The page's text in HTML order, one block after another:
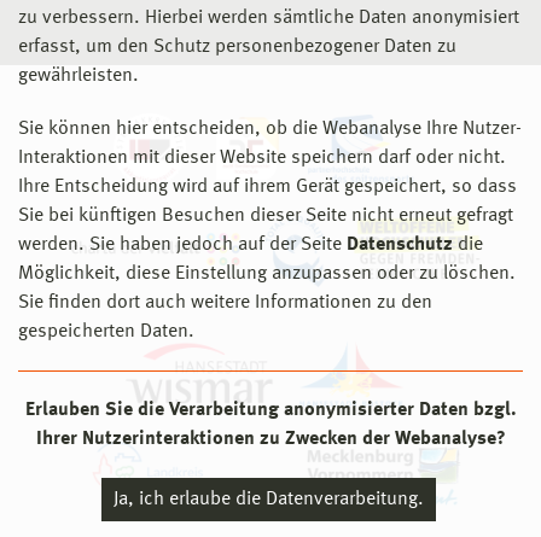
zu verbessern. Hierbei werden sämtliche Daten anonymisiert
erfasst, um den Schutz personenbezogener Daten zu
gewährleisten.
Sie können hier entscheiden, ob die Webanalyse Ihre Nutzer-
Interaktionen mit dieser Website speichern darf oder nicht.
Ihre Entscheidung wird auf ihrem Gerät gespeichert, so dass
Sie bei künftigen Besuchen dieser Seite nicht erneut gefragt
werden. Sie haben jedoch auf der Seite Datenschutz die
Möglichkeit, diese Einstellung anzupassen oder zu löschen.
Sie finden dort auch weitere Informationen zu den
gespeicherten Daten.
Erlauben Sie die Verarbeitung anonymisierter Daten bzgl.
Ihrer Nutzerinteraktionen zu Zwecken der Webanalyse?
Ja, ich erlaube die Datenverarbeitung.